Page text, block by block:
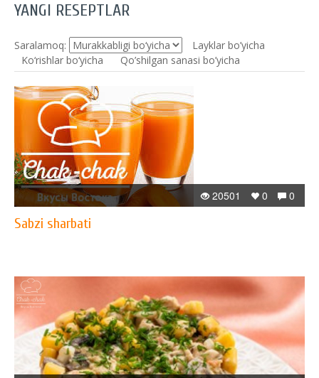
YANGI RESEPTLAR
Saralamoq:
Layklar bo’yicha
Ko‘rishlar bo‘yicha
Qo’shilgan sanasi bo’yicha
0
0
20501
Sabzi sharbati